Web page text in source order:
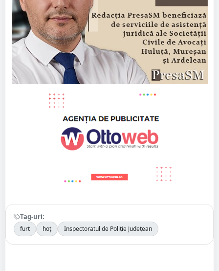
Tag-uri:
furt hoț Inspectoratul de Poliție Județean